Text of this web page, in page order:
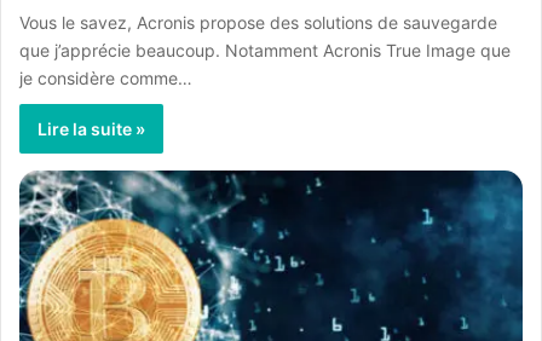
Vous le savez, Acronis propose des solutions de sauvegarde
que j’apprécie beaucoup. Notamment Acronis True Image que
je considère comme…
Lire la suite »